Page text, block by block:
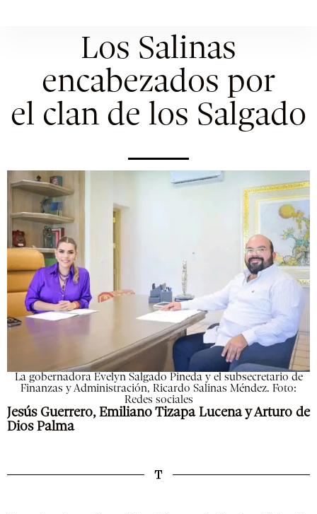
Los Salinas
encabezados por
el clan de los Salgado
La gobernadora Evelyn Salgado Pineda y el subsecretario de
Finanzas y Administración, Ricardo Salinas Méndez. Foto:
Redes sociales
Jesús Guerrero, Emiliano Tizapa Lucena y Arturo de
Dios Palma